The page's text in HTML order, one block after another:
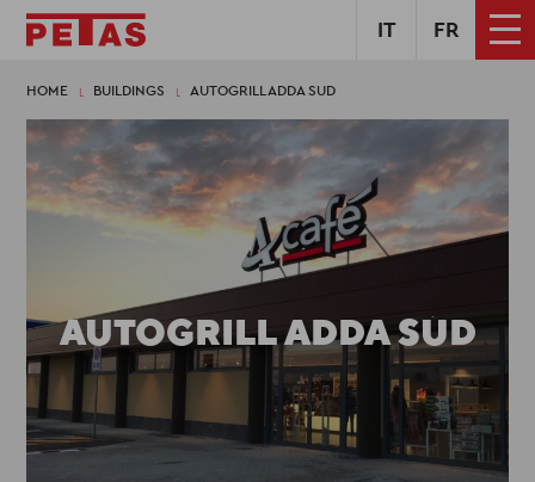
IT FR
HOME BUILDINGS AUTOGRILL ADDA SUD
AUTOGRILL ADDA SUD